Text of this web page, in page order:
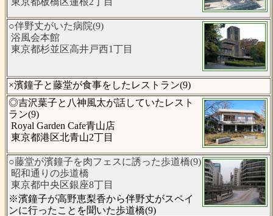
○伴野丈がいた病院(9)
浴風会本館
東京都杉並区高井戸西1丁目
×濱鐘子と藤堂が食事をしたレストラン(9)
◎吉沢葉子と八神風太が話していたレスト
ラン(9)
Royal Garden Cafe青山店
東京都港区北青山2丁目
○藤堂が濱鐘子を肉フェスに誘った歩道橋(9)
昭和通りの歩道橋
東京都中央区銀座8丁目
※濱鐘子が高野恵梨香から伴野丈がスペイ
ンに行ったことを聞いた歩道橋(9)